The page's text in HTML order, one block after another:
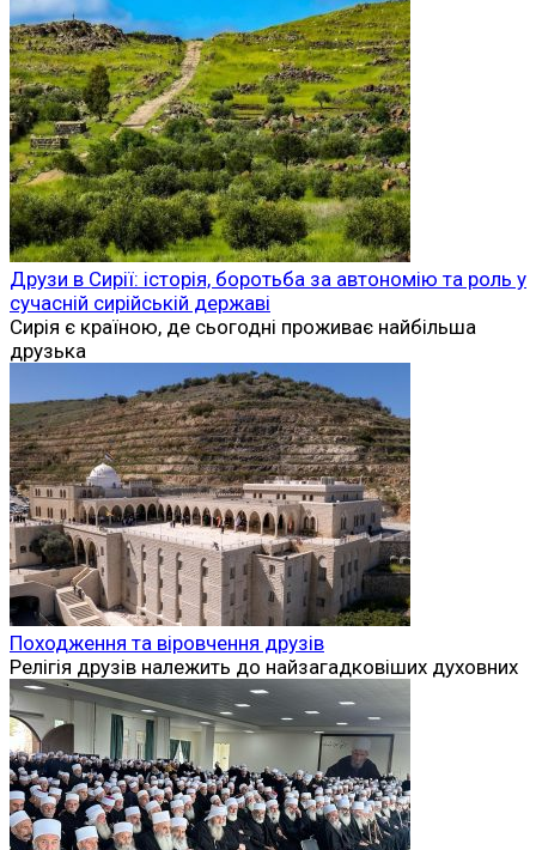
Друзи в Сирії: історія, боротьба за автономію та роль у
сучасній сирійській державі
Сирія є країною, де сьогодні проживає найбільша
друзька
Походження та віровчення друзів
Релігія друзів належить до найзагадковіших духовних